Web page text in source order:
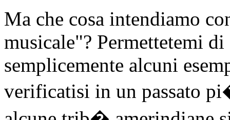
Ma che cosa intendiamo
musicale"? Permettetemi
semplicemente alcuni
verificatisi in un passato